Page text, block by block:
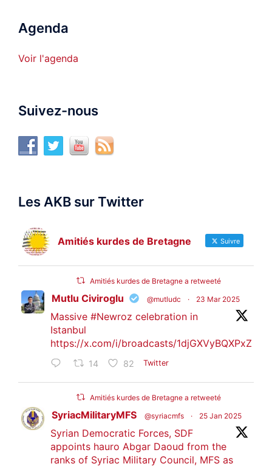
Agenda
Voir l'agenda
Suivez-nous
Les AKB sur Twitter
Amitiés kurdes de Bretagne Suivre
Amitiés kurdes de Bretagne a retweeté
Mutlu Civiroglu @mutludc · 23 Mar 2025
Massive #Newroz celebration in
Istanbul
https://x.com/i/broadcasts/1djGXVyBQXPxZ
14 82 Twitter
Amitiés kurdes de Bretagne a retweeté
SyriacMilitaryMFS @syriacmfs · 25 Jan 2025
Syrian Democratic Forces, SDF
appoints hauro Abgar Daoud from the
ranks of Syriac Military Council, MFS as